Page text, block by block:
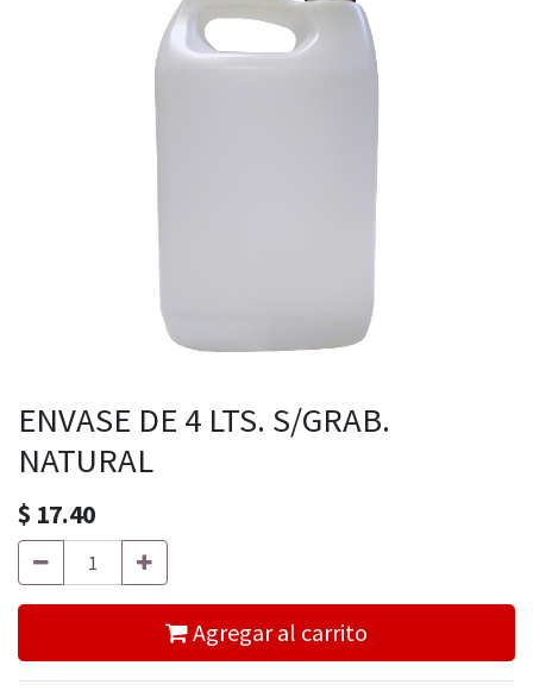
ENVASE DE 4 LTS. S/GRAB.
NATURAL
$ 17.40
Agregar al carrito